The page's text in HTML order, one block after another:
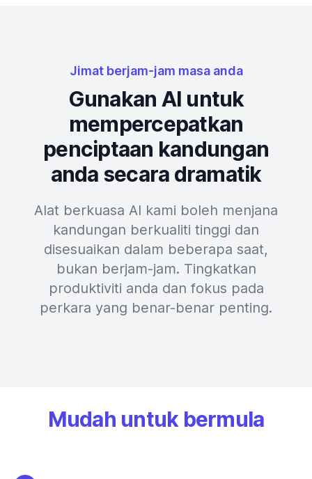
Jimat berjam-jam masa anda
Gunakan AI untuk
mempercepatkan
penciptaan kandungan
anda secara dramatik
Alat berkuasa AI kami boleh menjana
kandungan berkualiti tinggi dan
disesuaikan dalam beberapa saat,
bukan berjam-jam. Tingkatkan
produktiviti anda dan fokus pada
perkara yang benar-benar penting.
Mudah untuk bermula